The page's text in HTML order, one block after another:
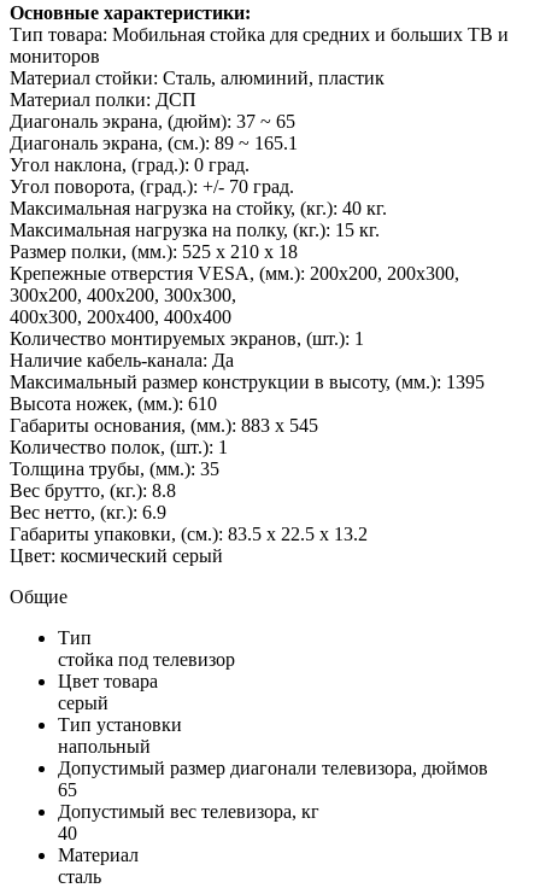
Основные характеристики:
Тип товара: Мобильная стойка для средних и больших ТВ и
мониторов
Материал стойки: Сталь, алюминий, пластик
Материал полки: ДСП
Диагональ экрана, (дюйм): 37 ~ 65
Диагональ экрана, (см.): 89 ~ 165.1
Угол наклона, (град.): 0 град.
Угол поворота, (град.): +/- 70 град.
Максимальная нагрузка на стойку, (кг.): 40 кг.
Максимальная нагрузка на полку, (кг.): 15 кг.
Размер полки, (мм.): 525 x 210 x 18
Крепежные отверстия VESA, (мм.): 200х200, 200x300,
300х200, 400х200, 300х300,
400х300, 200x400, 400х400
Количество монтируемых экранов, (шт.): 1
Наличие кабель-канала: Да
Максимальный размер конструкции в высоту, (мм.): 1395
Высота ножек, (мм.): 610
Габариты основания, (мм.): 883 х 545
Количество полок, (шт.): 1
Толщина трубы, (мм.): 35
Вес брутто, (кг.): 8.8
Вес нетто, (кг.): 6.9
Габариты упаковки, (см.): 83.5 x 22.5 x 13.2
Цвет: космический серый
Общие
Тип
стойка под телевизор
Цвет товара
серый
Тип установки
напольный
Допустимый размер диагонали телевизора, дюймов
65
Допустимый вес телевизора, кг
40
Материал
сталь